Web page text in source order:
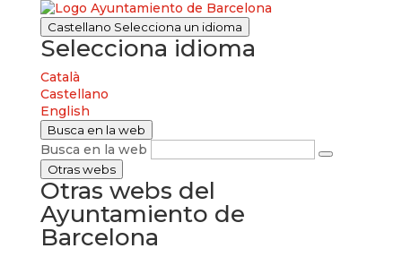
Castellano Selecciona un idioma
Selecciona idioma
Català
Castellano
English
Busca en la web
Busca en la web
Otras webs
Otras webs del
Ayuntamiento de
Barcelona